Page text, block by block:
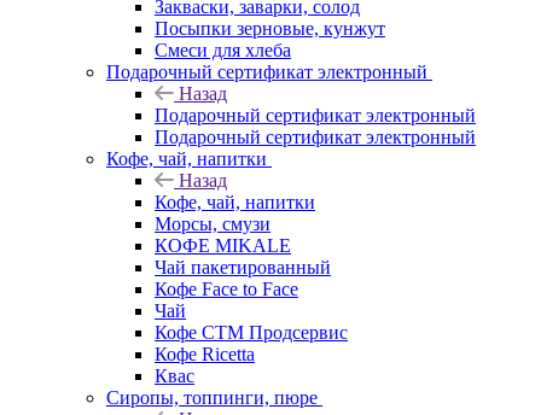
Закваски, заварки, солод
Посыпки зерновые, кунжут
Смеси для хлеба
Подарочный сертификат электронный
Назад
Подарочный сертификат электронный
Подарочный сертификат электронный
Кофе, чай, напитки
Назад
Кофе, чай, напитки
Морсы, смузи
КОФЕ MIKALE
Чай пакетированный
Кофе Face to Face
Чай
Кофе СТМ Продсервис
Кофе Ricetta
Квас
Сиропы, топпинги, пюре